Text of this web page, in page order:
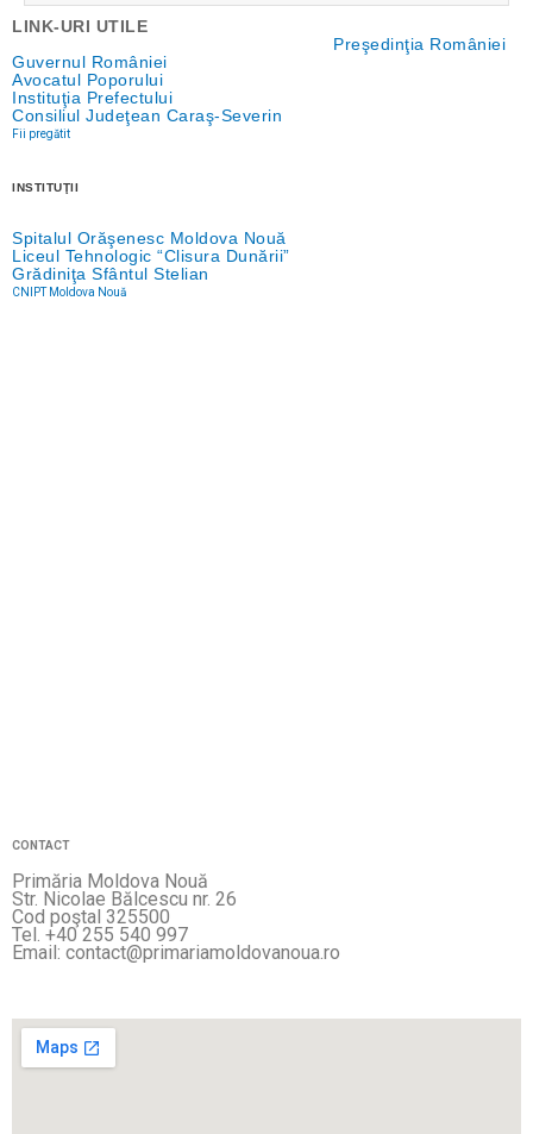
LINK-URI UTILE
Preşedinţia României
Guvernul României
Avocatul Poporului
Instituţia Prefectului
Consiliul Judeţean Caraş-Severin
Fii pregătit
INSTITUŢII
Spitalul Orăşenesc Moldova Nouă
Liceul Tehnologic “Clisura Dunării”
Grădiniţa Sfântul Stelian
CNIPT Moldova Nouă
CONTACT
Primăria Moldova Nouă
Str. Nicolae Bălcescu nr. 26
Cod poştal 325500
Tel. +40 255 540 997
Email: contact@primariamoldovanoua.ro